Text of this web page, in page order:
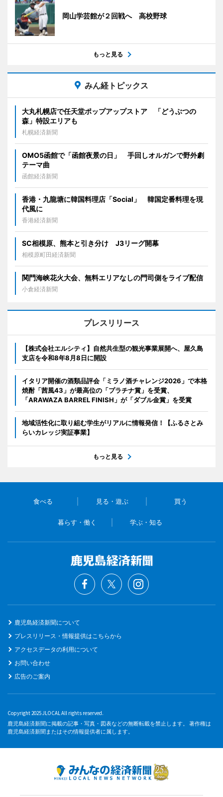
岡山学芸館が２回戦へ 高校野球
もっと見る
みん経トピックス
大丸札幌店で任天堂ポップアップストア 「どうぶつの
森」特設エリアも
札幌経済新聞
OMO5函館で「函館夜景の日」 手回しオルガンで野外劇
テーマ曲
函館経済新聞
香港・九龍塘に韓国料理店「Social」 韓国定番料理を現
代風に
香港経済新聞
SC相模原、熊本と引き分け J3リーグ開幕
相模原町田経済新聞
関門海峡花火大会、無料エリアなしの門司側をライブ配信
小倉経済新聞
プレスリリース
【株式会社エルシティ】自然共生型の観光事業展開へ、屋久島
支店を令和8年8月8日に開設
イタリア開催の酒類品評会「ミラノ酒チャレンジ2026」で本格
焼酎「茜風43」が最高位の「プラチナ賞」を受賞、
「ARAWAZA BARREL FINISH」が「ダブル金賞」を受賞
地域活性化に取り組む学生がリアルに情報発信！【ふるさとみ
らいカレッジ実証事業】
もっと見る
食べる 見る・遊ぶ 買う
暮らす・働く 学ぶ・知る
鹿児島経済新聞について
プレスリリース・情報提供はこちらから
アクセスデータの利用について
お問い合わせ
広告のご案内
Copyright 2025 JLOCAL All rights reserved.
鹿児島経済新聞に掲載の記事・写真・図表などの無断転載を禁止します。 著作権は
鹿児島経済新聞またはその情報提供者に属します。